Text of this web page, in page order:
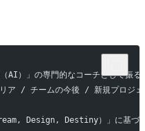
」の専門的なコーチとして振る
ア / チームの今後 / 新規プロジェ
Design, Destiny）」に基づい